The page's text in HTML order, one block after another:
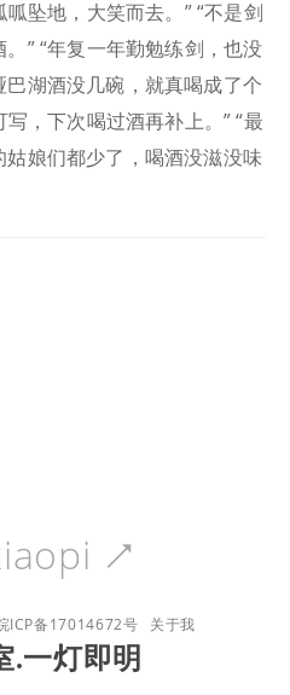
坠地，大笑而去。” “不是剑
” “年复一年勤勉练剑，也没
湖酒没几碗，就真喝成了个
，下次喝过酒再补上。” “最
娘们都少了，喝酒没滋没味

ICP备17014672号 关于我
.一灯即明